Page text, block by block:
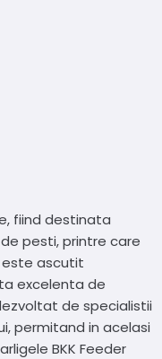
fiind destinata
pesti, printre care
este ascutit
excelenta de
de specialistii
permitand in acelasi
BKK Feeder